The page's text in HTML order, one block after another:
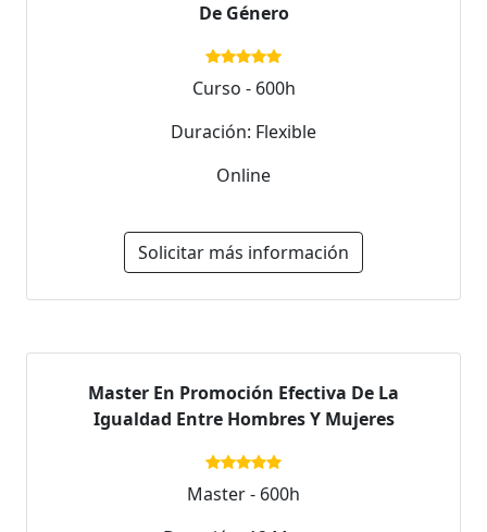
De Género
Curso - 600h
Duración: Flexible
Online
Solicitar más información
Master En Promoción Efectiva De La
Igualdad Entre Hombres Y Mujeres
Master - 600h